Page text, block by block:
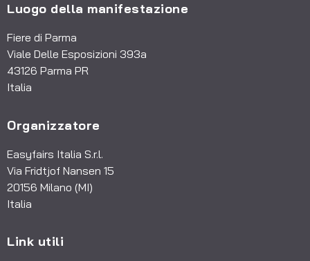
Luogo della manifestazione
Fiere di Parma
Viale Delle Esposizioni 393a
43126 Parma PR
Italia
Organizzatore
Easyfairs Italia S.r.l.
Via Fridtjof Nansen 15
20156 Milano (MI)
Italia
Link utili